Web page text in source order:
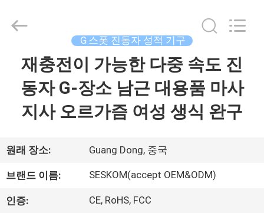
VR
2021
TECHNOLOGY
CO.,LTD..
Reserved.
Ｇ스폿 진동자 성적 기구
재충전이 가능한 다중 속도 진
동자 G-장소 남근 대용품 마사
지사 오르가즘 여성 생식 완구
원래 장소: Guang Dong, 중국
브랜드 이름: SESKOM(accept OEM&ODM)
인증: CE, RoHS, FCC